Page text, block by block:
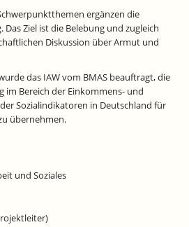
ergänzen die
Ziel ist die Belebung und zugleich
Diskussion über Armut und
das IAW vom BMAS beauftragt, die
im Bereich der Einkommens- und
Sozialindikatoren in Deutschland für
übernehmen.
und Soziales